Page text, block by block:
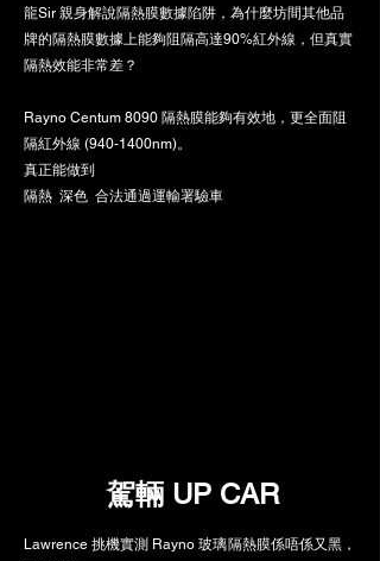
龍Sir 親身解說隔熱膜數據陷阱，為什麼坊間其他品
牌的隔熱膜數據上能夠阻隔高達90%紅外線，但真實
隔熱效能非常差？
Rayno Centum 8090 隔熱膜能夠有效地，更全面阻
隔​紅外線 (940-1400nm)。
真正能做到​
隔熱 深色 合法通過運輸署驗車
駕輛 UP CAR
Lawrence 挑機實測 Rayno 玻璃隔熱膜係唔係又黑，